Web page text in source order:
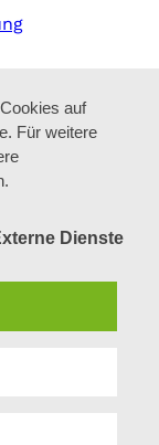
auf
Für weitere
Dienste